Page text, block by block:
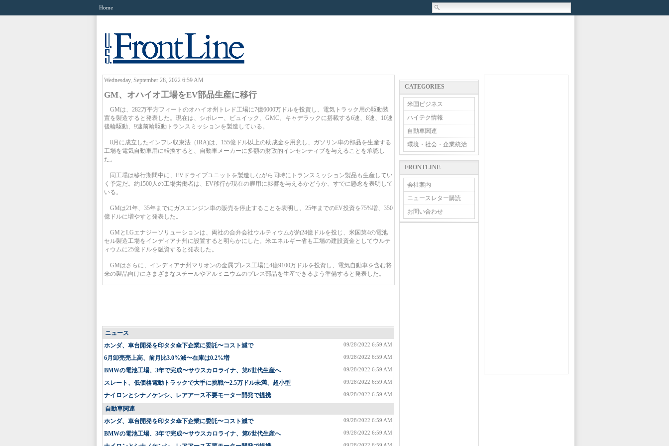
Home
Wednesday, September 28, 2022 6:59 AM
GM、オハイオ工場をEV部品生産に移行
GMは、282万平方フィートのオハイオ州トレド工場に7億6000万ドルを投資し、電気トラック用の駆動装
置を製造すると発表した。現在は、シボレー、ビュイック、GMC、キャデラックに搭載する6速、8速、10速
後輪駆動、9速前輪駆動トランスミッションを製造している。
8月に成立したインフレ収束法（IRA)は、155億ドル以上の助成金を用意し、ガソリン車の部品を生産する
工場を電気自動車用に転換すると、自動車メーカーに多額の財政的インセンティブを与えることを承認し
た。
同工場は移行期間中に、EVドライブユニットを製造しながら同時にトランスミッション製品も生産してい
く予定だ。約1500人の工場労働者は、EV移行が現在の雇用に影響を与えるかどうか、すでに懸念を表明して
いる。
GMは21年、35年までにガスエンジン車の販売を停止することを表明し、25年までのEV投資を75%増、350
億ドルに増やすと発表した。
GMとLGエナジーソリューションは、両社の合弁会社ウルティウムが約24億ドルを投じ、米国第4の電池
セル製造工場をインディアナ州に設置すると明らかにした。米エネルギー省も工場の建設資金としてウルテ
ィウムに25億ドルを融資すると発表した。
GMはさらに、インディアナ州マリオンの金属プレス工場に4億9100万ドルを投資し、電気自動車を含む将
来の製品向けにさまざまなスチールやアルミニウムのプレス部品を生産できるよう準備すると発表した。
ニュース
09/28/2022 6:59 AM
ホンダ、車台開発を印タタ傘下企業に委託〜コスト減で
09/28/2022 6:59 AM
6月卸売売上高、前月比3.0%減〜在庫は0.2%増
09/28/2022 6:59 AM
BMWの電池工場、3年で完成〜サウスカロライナ、第6世代生産へ
09/28/2022 6:59 AM
スレート、低価格電動トラックで大手に挑戦〜2.5万ドル未満、超小型
09/28/2022 6:59 AM
ナイロンとシナノケンシ、レアアース不要モーター開発で提携
自動車関連
09/28/2022 6:59 AM
ホンダ、車台開発を印タタ傘下企業に委託〜コスト減で
09/28/2022 6:59 AM
BMWの電池工場、3年で完成〜サウスカロライナ、第6世代生産へ
CATEGORIES
米国ビジネス
ハイテク情報
自動車関連
環境・社会・企業統治
FRONTLINE
会社案内
ニュースレター購読
お問い合わせ